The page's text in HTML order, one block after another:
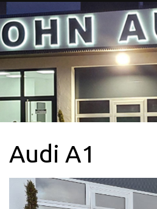
JOHN AUTO
NOS VÉHICULES
NOS UTILITAIRES
VÉHICULE 9PL.
LOCATION
CONTACTEZ-
NOUS + SERVICE
Audi A1